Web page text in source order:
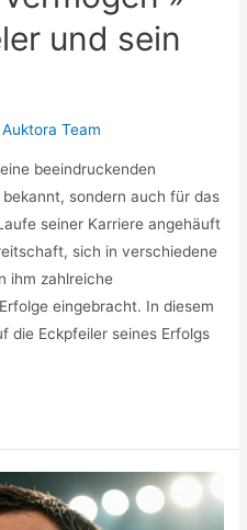
und sein
Auktora Team
beeindruckenden
sondern auch für das
seiner Karriere angehäuft
sich in verschiedene
ihm zahlreiche
eingebracht. In diesem
die Eckpfeiler seines Erfolgs